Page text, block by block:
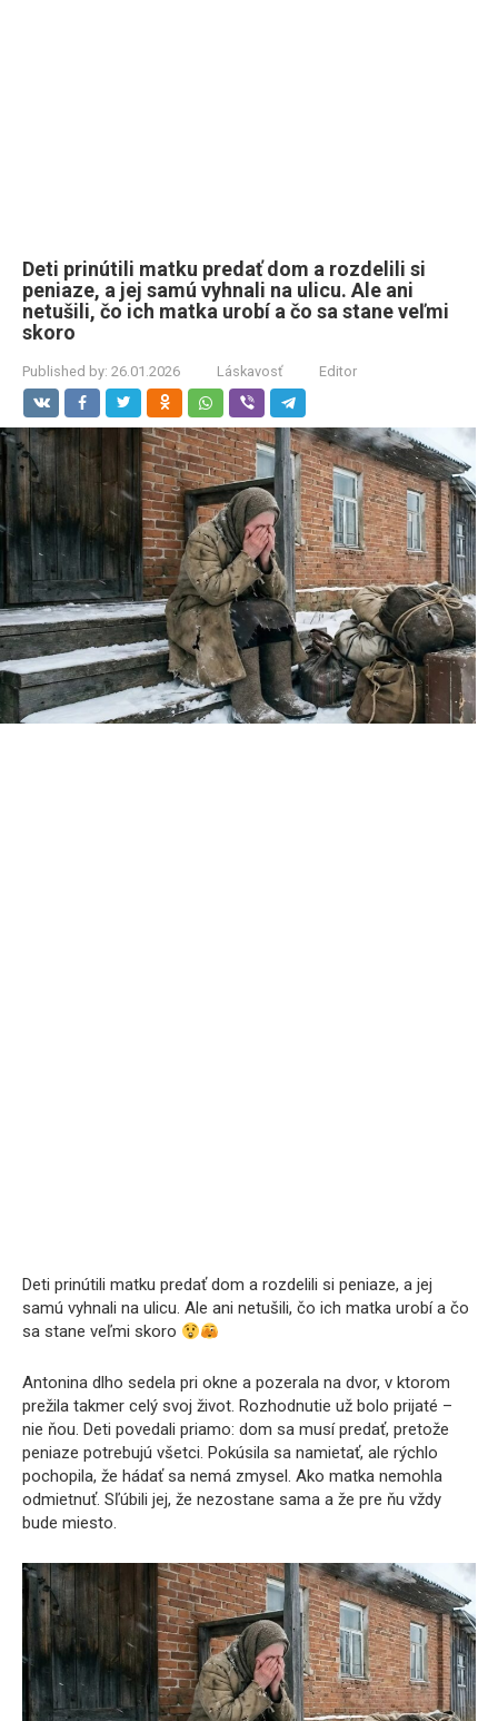
Deti prinútili matku predať dom a rozdelili si
peniaze, a jej samú vyhnali na ulicu. Ale ani
netušili, čo ich matka urobí a čo sa stane veľmi
skoro
Published by: 26.01.2026 Láskavosť Editor
Deti prinútili matku predať dom a rozdelili si peniaze, a jej
samú vyhnali na ulicu. Ale ani netušili, čo ich matka urobí a čo
sa stane veľmi skoro
Antonina dlho sedela pri okne a pozerala na dvor, v ktorom
prežila takmer celý svoj život. Rozhodnutie už bolo prijaté –
nie ňou. Deti povedali priamo: dom sa musí predať, pretože
peniaze potrebujú všetci. Pokúsila sa namietať, ale rýchlo
pochopila, že hádať sa nemá zmysel. Ako matka nemohla
odmietnuť. Sľúbili jej, že nezostane sama a že pre ňu vždy
bude miesto.